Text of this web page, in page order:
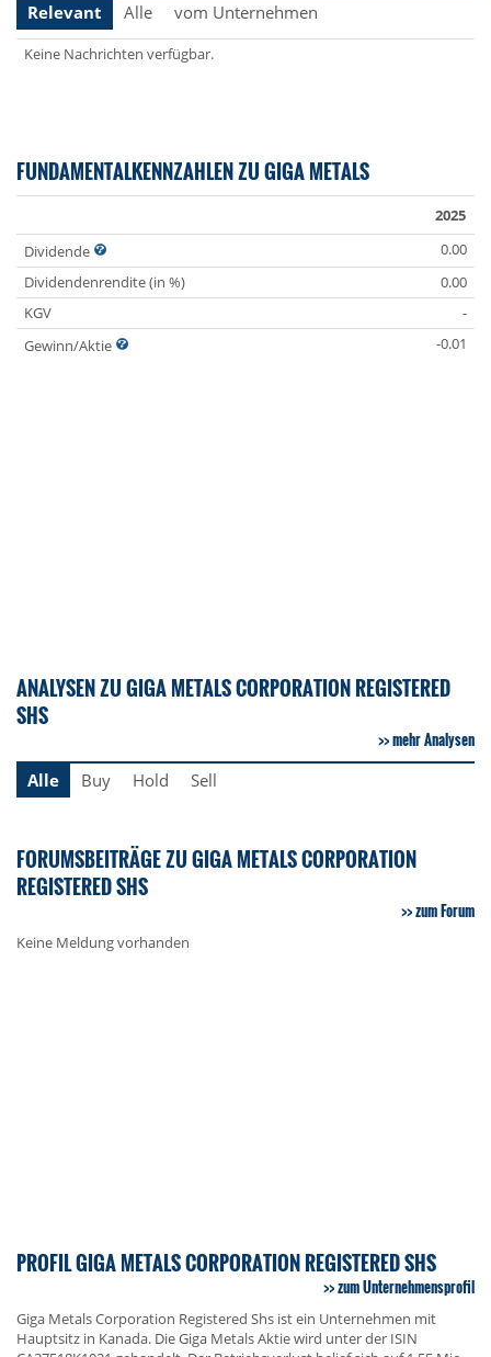
Relevant
Alle vom Unternehmen
Keine Nachrichten verfügbar.
FUNDAMENTALKENNZAHLEN ZU GIGA METALS
2025
Dividende
0.00
Dividendenrendite (in %)
0.00
KGV
-
Gewinn/Aktie
-0.01
ANALYSEN ZU GIGA METALS CORPORATION REGISTERED
SHS
mehr Analysen
Alle
Buy Hold Sell
FORUMSBEITRÄGE ZU GIGA METALS CORPORATION
REGISTERED SHS
zum Forum
Keine Meldung vorhanden
PROFIL GIGA METALS CORPORATION REGISTERED SHS
zum Unternehmensprofil
Giga Metals Corporation Registered Shs ist ein Unternehmen mit
Hauptsitz in Kanada. Die Giga Metals Aktie wird unter der ISIN